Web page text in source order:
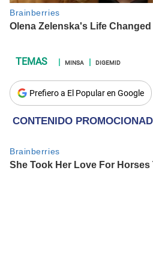
MINSA DIGEMID
Prefiero a El Popular en Google